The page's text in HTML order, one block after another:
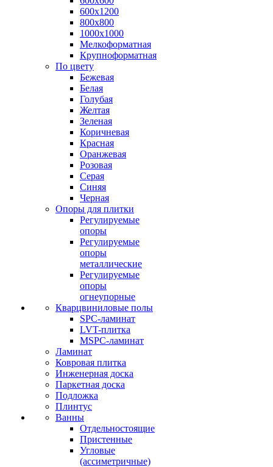
600х1200
800х800
1000х1000
Мелкоформатная
Крупноформатная
По цвету
Бежевая
Белая
Голубая
Желтая
Зеленая
Коричневая
Красная
Оранжевая
Розовая
Серая
Синяя
Черная
Опоры для плитки
Регулируемые
опоры
Регулируемые
опоры
металлические
Регулируемые
опоры
огнеупорные
Кварцвиниловые полы
SPC-ламинат
LVT-плитка
MSPC-ламинат
Ламинат
Ковровая плитка
Инженерная доска
Паркетная доска
Подложка
Плинтус
Ванны
Отдельностоящие
Пристенные
Угловые
(ассиметричные)